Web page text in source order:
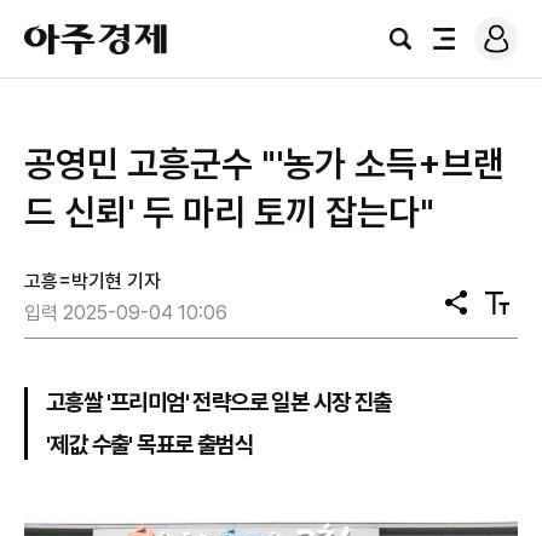
아
주
경
검
전
로
그
공영민 고흥군수 "'농가 소득+브랜
드 신뢰' 두 마리 토끼 잡는다"
고흥=박기현 기자
입력 2025-09-04 10:06
공
유
텍
스
고흥쌀 '프리미엄' 전략으로 일본 시장 진출
'제값 수출' 목표로 출범식